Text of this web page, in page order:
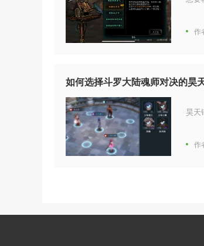
作
如何选择斗罗大陆魂师对决的昊
昊天
作